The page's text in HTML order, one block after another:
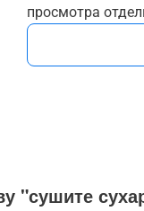
просмотра
"сушите